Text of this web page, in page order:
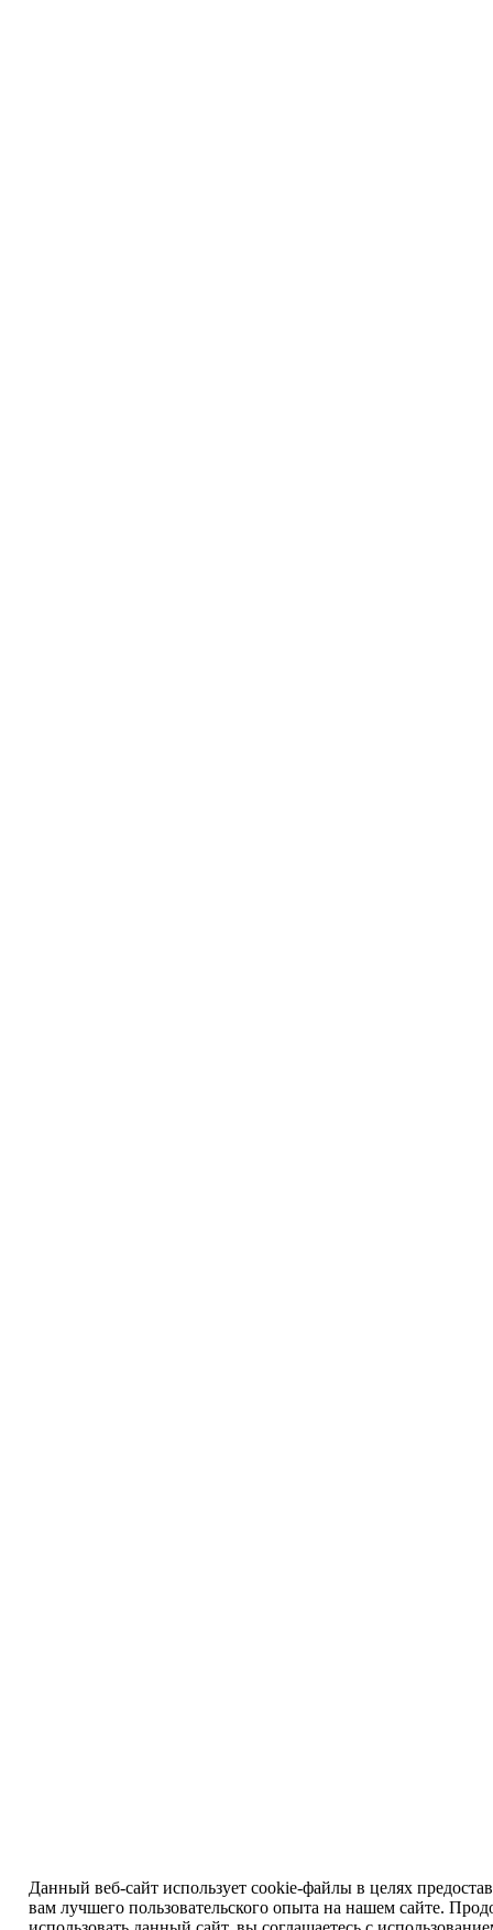
Данный веб-сайт использует cookie-файлы в целях
вам лучшего пользовательского опыта на нашем сайте.